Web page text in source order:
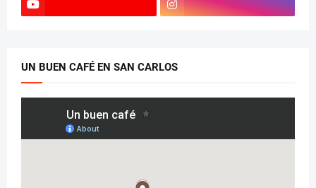
UN BUEN CAFÉ EN SAN CARLOS